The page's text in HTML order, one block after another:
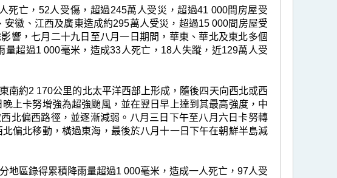
死亡，52人受傷，超過245萬人受災，超過41 000間房屋受
徽、江西及廣東造成約295萬人受災，超過15 000間房屋受
響，七月二十九日至八月一日期間，華東、華北及東北多個
超過1 000毫米，造成33人死亡，18人失蹤，近129萬人受
南約2 170公里的北太平洋西部上形成，隨後四天向西北或西
上卡努增強為超強颱風，並在翌日早上達到其最高強度，中
北偏西路徑，並逐漸減弱。八月三日下午至八月六日卡努轉
偏北移動，橫過東海，最後於八月十一日下午在朝鮮半島減
地區錄得累積降雨量超過1 000毫米，造成一人死亡，97人受